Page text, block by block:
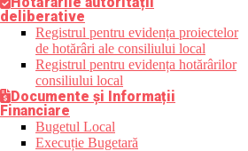
deliberative
Registrul pentru evidența proiectelor
de hotărâri ale consiliului local
Registrul pentru evidența hotărârilor
consiliului local
Documente și Informații
Financiare
Bugetul Local
Execuție Bugetară